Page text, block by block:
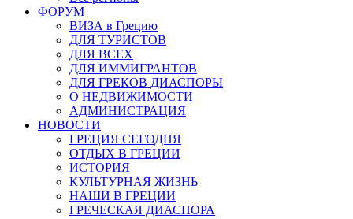
ФОРУМ
ВИЗА в Грецию
ДЛЯ ТУРИСТОВ
ДЛЯ ВСЕХ
ДЛЯ ИММИГРАНТОВ
ДЛЯ ГРЕКОВ ДИАСПОРЫ
О НЕДВИЖИМОСТИ
АДМИНИСТРАЦИЯ
НОВОСТИ
ГРЕЦИЯ СЕГОДНЯ
ОТДЫХ В ГРЕЦИИ
ИСТОРИЯ
КУЛЬТУРНАЯ ЖИЗНЬ
НАШИ В ГРЕЦИИ
ГРЕЧЕСКАЯ ДИАСПОРА